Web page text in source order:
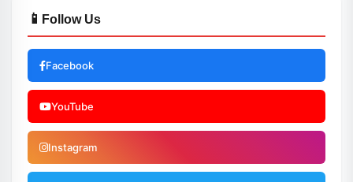
📱 Follow Us
Facebook
YouTube
Instagram